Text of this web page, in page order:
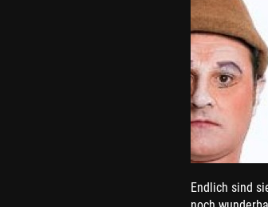
Endlich sind